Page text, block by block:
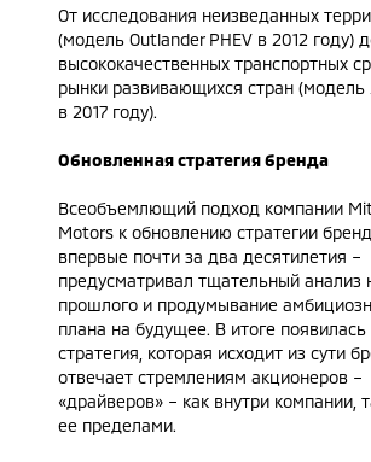
От исследования неизведанных
(модель Outlander PHEV в 2012 году)
высококачественных транспортных
рынки развивающихся стран (модель
в 2017 году).
Обновленная стратегия бренда
Всеобъемлющий подход компании
Motors к обновлению стратегии
впервые почти за два десятилетия –
предусматривал тщательный анализ
прошлого и продумывание
плана на будущее. В итоге появилась
стратегия, которая исходит из сути
отвечает стремлениям акционеров –
«драйверов» – как внутри компании,
ее пределами.